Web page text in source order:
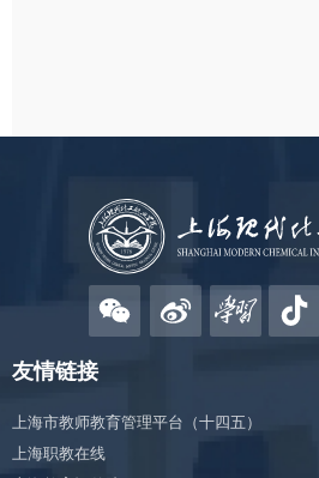
友情链接
上海市教师教育管理平台（十四五）
上海职教在线